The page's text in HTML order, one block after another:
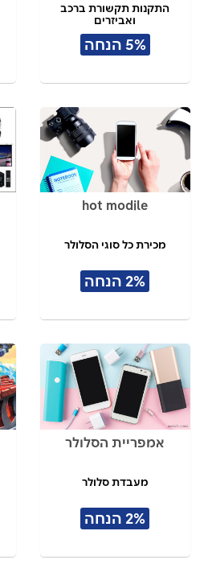
התקנות תקשורת ברכב
ואביזרים
5% הנחה
hot modile
מכירת כל סוגי הסלולר
2% הנחה
אמפריית הסלולר
מעבדת סלולר
2% הנחה